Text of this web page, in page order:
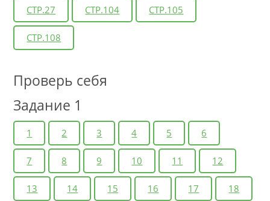
СТР.27 СТР.104 СТР.105
СТР.108
Проверь себя
Задание 1
1 2 3 4 5 6
7 8 9 10 11 12
13 14 15 16 17 18